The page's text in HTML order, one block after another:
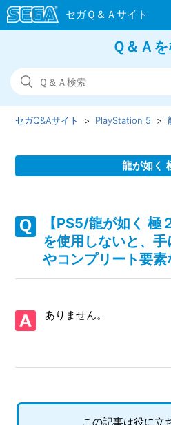
Ｑ＆Ａ
セガQ&Aサイト PlayStation 5
龍が如く
なくなる等の効果をもつ装備品は
【PS5/龍が如く 極２】Steam版
すか
【PS5/龍が如く 極
を使用しないと、
やコンプリート要
ありません。
この記事は役に立